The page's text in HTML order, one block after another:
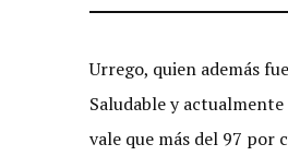
Urrego, quien además
Saludable y
vale que más del 97 por